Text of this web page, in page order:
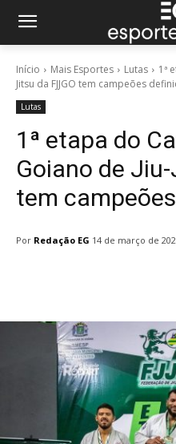
Início Mais Esportes Lutas
1ª
Jitsu da FJJGO tem campeões
Lutas
1ª etapa do
Goiano de
tem
Por Redação EG 14 de março de